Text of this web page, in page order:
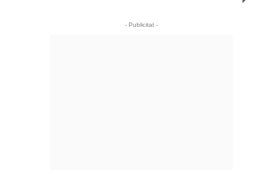
- Publicitat -